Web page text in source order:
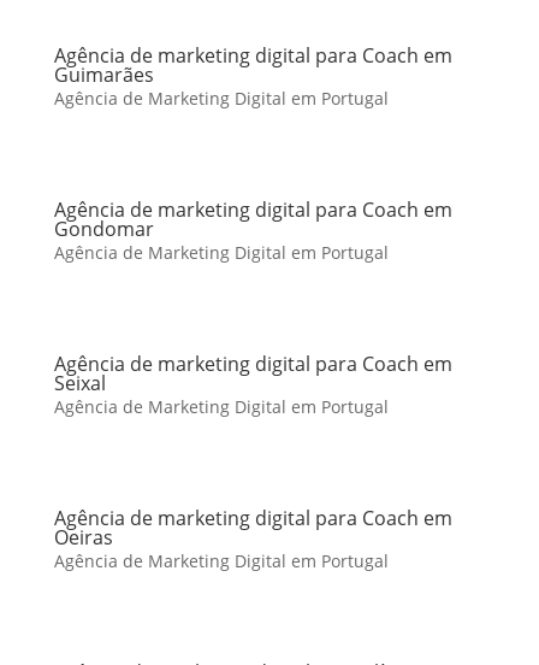
Agência de marketing digital para Coach em
Guimarães
Agência de Marketing Digital em Portugal
Agência de marketing digital para Coach em
Gondomar
Agência de Marketing Digital em Portugal
Agência de marketing digital para Coach em
Seixal
Agência de Marketing Digital em Portugal
Agência de marketing digital para Coach em
Oeiras
Agência de Marketing Digital em Portugal